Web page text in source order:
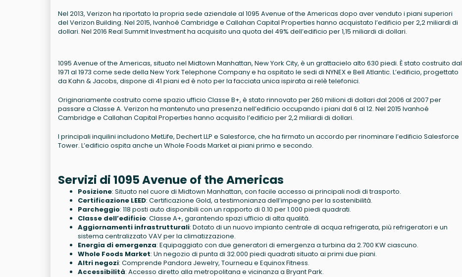
Nel 2013, Verizon ha riportato la propria sede aziendale al 1095 Avenue of the Americas dopo aver venduto i piani superiori
del Verizon Building. Nel 2015, Ivanhoé Cambridge e Callahan Capital Properties hanno acquistato l’edificio per 2,2 miliardi di
dollari. Nel 2016 Real Summit Investment ha acquisito una quota del 49% dell’edificio per 1,15 miliardi di dollari.
1095 Avenue of the Americas, situato nel Midtown Manhattan, New York City, è un grattacielo alto 630 piedi. È stato costruito dal
1971 al 1973 come sede della New York Telephone Company e ha ospitato le sedi di NYNEX e Bell Atlantic. L’edificio, progettato
da Kahn & Jacobs, dispone di 41 piani ed è noto per la facciata unica ispirata ai relè telefonici.
Originariamente costruito come spazio ufficio Classe B+, è stato rinnovato per 260 milioni di dollari dal 2006 al 2007 per
passare a Classe A. Verizon ha mantenuto una presenza nell’edificio occupando i piani dal 6 al 12. Nel 2015 Ivanhoé
Cambridge e Callahan Capital Properties hanno acquisito l’edificio per 2,2 miliardi di dollari.
I principali inquilini includono MetLife, Dechert LLP e Salesforce, che ha firmato un accordo per rinominare l’edificio Salesforce
Tower. L’edificio ospita anche un Whole Foods Market ai piani primo e secondo.
Servizi di 1095 Avenue of the Americas
Posizione: Situato nel cuore di Midtown Manhattan, con facile accesso ai principali nodi di trasporto.
Certificazione LEED: Certificazione Gold, a testimonianza dell’impegno per la sostenibilità.
Parcheggio: 118 posti auto disponibili con un rapporto di 0.10 per 1.000 piedi quadrati.
Classe dell’edificio: Classe A+, garantendo spazi ufficio di alta qualità.
Aggiornamenti infrastrutturali: Dotato di un nuovo impianto centrale di acqua refrigerata, più refrigeratori e un
sistema centralizzato VAV per la climatizzazione.
Energia di emergenza: Equipaggiato con due generatori di emergenza a turbina da 2.700 KW ciascuno.
Whole Foods Market: Un negozio di punta di 32.000 piedi quadrati situato ai primi due piani.
Altri negozi: Comprende Pandora Jewelry, Tourneau e Equinox Fitness.
Accessibilità: Accesso diretto alla metropolitana e vicinanza a Bryant Park.